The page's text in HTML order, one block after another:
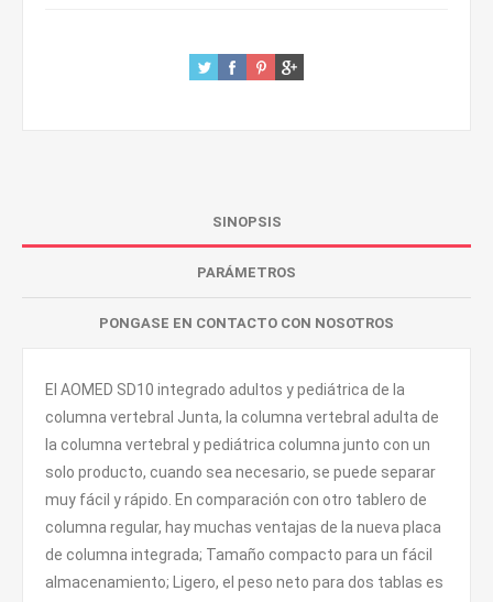
SINOPSIS
PARÁMETROS
PONGASE EN CONTACTO CON NOSOTROS
El AOMED SD10 integrado adultos y pediátrica de la
columna vertebral Junta, la columna vertebral adulta de
la columna vertebral y pediátrica columna junto con un
solo producto, cuando sea necesario, se puede separar
muy fácil y rápido. En comparación con otro tablero de
columna regular, hay muchas ventajas de la nueva placa
de columna integrada; Tamaño compacto para un fácil
almacenamiento; Ligero, el peso neto para dos tablas es